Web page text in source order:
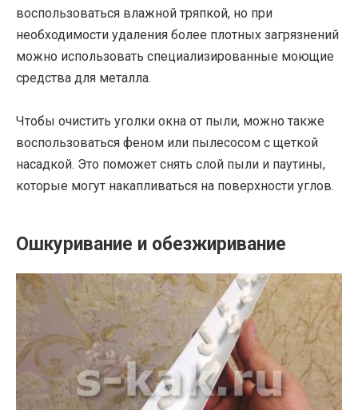
воспользоваться влажной тряпкой, но при
необходимости удаления более плотных загрязнений
можно использовать специализированные моющие
средства для металла.
Чтобы очистить уголки окна от пыли, можно также
воспользоваться феном или пылесосом с щеткой
насадкой. Это поможет снять слой пыли и паутины,
которые могут накапливаться на поверхности углов.
Ошкуривание и обезжиривание